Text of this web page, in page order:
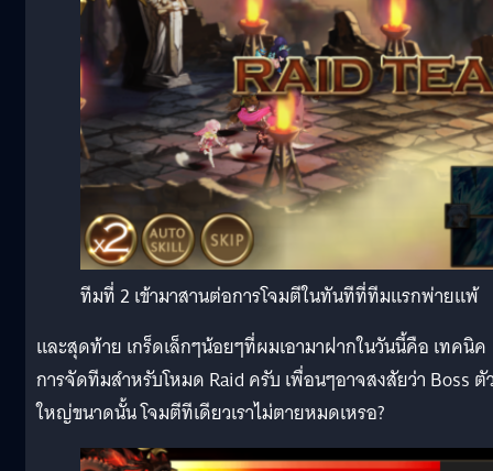
ทีมที่ 2 เข้ามาสานต่อการโจมตีในทันทีที่ทีมแรกพ่ายแพ้
และสุดท้าย เกร็ดเล็กๆน้อยๆที่ผมเอามาฝากในวันนี้คือ เทคนิค
การจัดทีมสำหรับโหมด Raid ครับ เพื่อนๆอาจสงสัยว่า Boss ตั
ใหญ่ขนาดนั้น โจมตีทีเดียวเราไม่ตายหมดเหรอ?